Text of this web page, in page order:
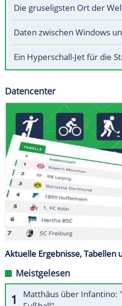
Die gruseligsten Ort der
Daten zwischen Windows
Ein Hyperschall-Jet für die
Datencenter
Aktuelle Ergebnisse, Tabellen
Meistgelesen
Matthäus über Infantino: